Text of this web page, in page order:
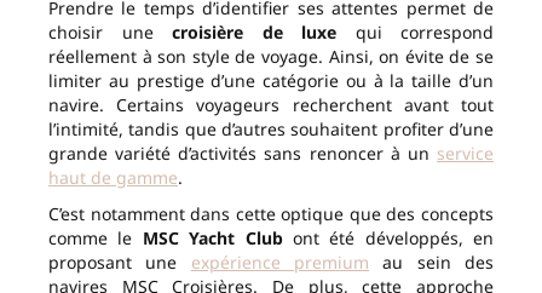
Prendre le temps d’identifier ses attentes permet de
choisir une croisière de luxe qui correspond
réellement à son style de voyage. Ainsi, on évite de se
limiter au prestige d’une catégorie ou à la taille d’un
navire. Certains voyageurs recherchent avant tout
l’intimité, tandis que d’autres souhaitent profiter d’une
grande variété d’activités sans renoncer à un service
haut de gamme.
C’est notamment dans cette optique que des concepts
comme le MSC Yacht Clubont été développés, en
proposant une expérience premium au sein des
navires MSC Croisières. De plus, cette approche